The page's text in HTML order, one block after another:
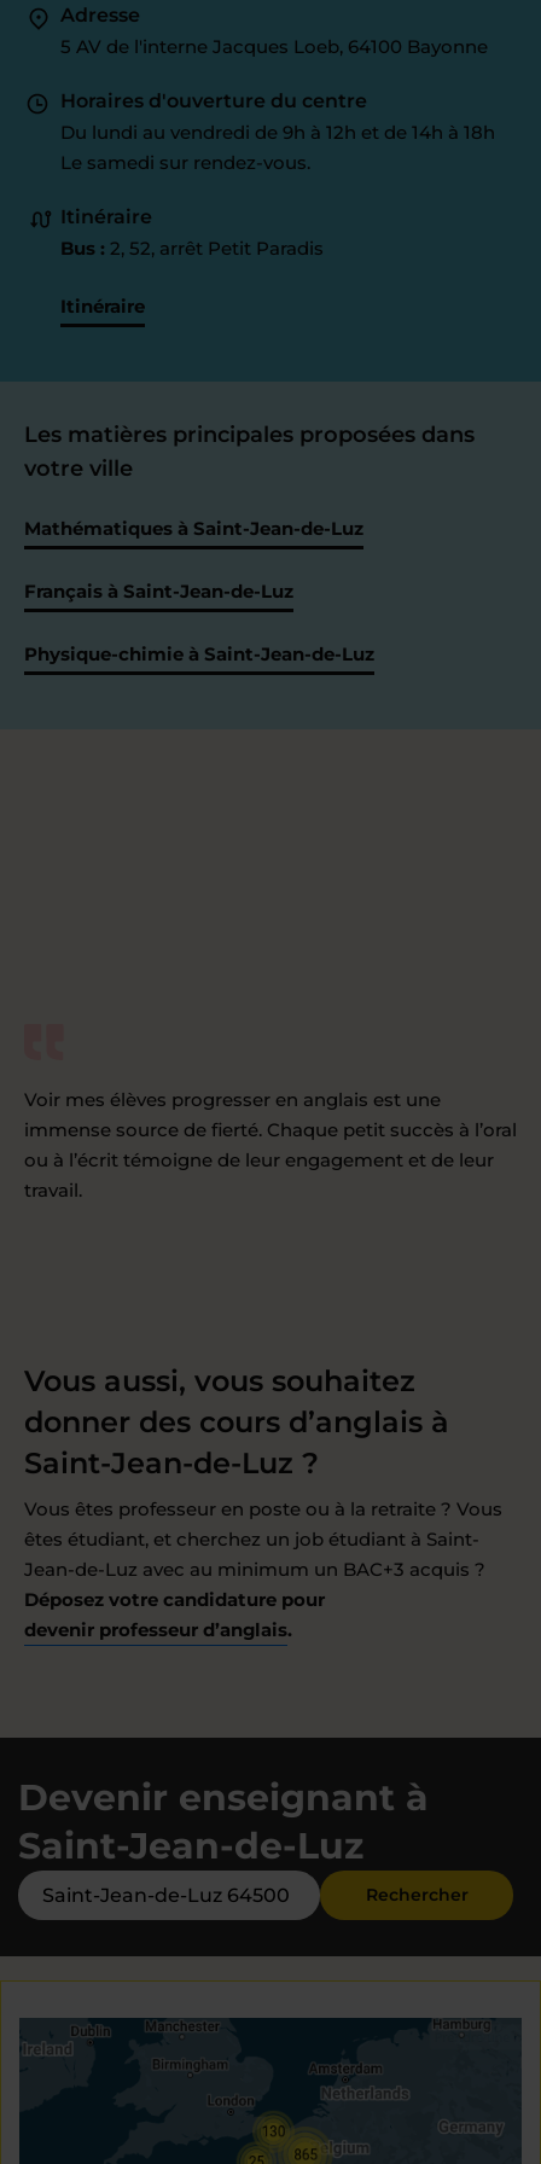
Adresse
5 AV de l'interne Jacques Loeb, 64100 Bayonne
Horaires d'ouverture du centre
Du lundi au vendredi de 9h à 12h et de 14h à 18h
Le samedi sur rendez-vous.
Itinéraire
Bus : 2, 52, arrêt Petit Paradis
Itinéraire
Les matières principales proposées dans
votre ville
Mathématiques à Saint-Jean-de-Luz
Français à Saint-Jean-de-Luz
Physique-chimie à Saint-Jean-de-Luz
Voir mes élèves progresser en anglais est une
immense source de fierté. Chaque petit succès à l’oral
ou à l’écrit témoigne de leur engagement et de leur
travail.
Vous aussi, vous souhaitez
donner des cours d’anglais à
Saint-Jean-de-Luz ?
Vous êtes professeur en poste ou à la retraite ? Vous
êtes étudiant, et cherchez un job étudiant à Saint-
Jean-de-Luz avec au minimum un BAC+3 acquis ?
Déposez votre candidature pour
devenir professeur d’anglais.
Devenir enseignant à
Saint-Jean-de-Luz
Rechercher